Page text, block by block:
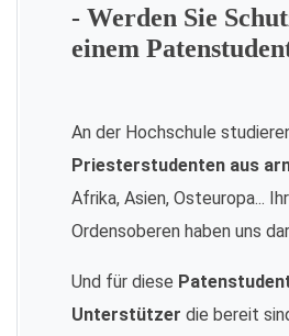
- Werden Sie
einem
An der Hochschule
Priesterstudenten aus
Afrika, Asien, Osteuropa...
Ordensoberen haben uns
Und für diese
Unterstützer die bereit